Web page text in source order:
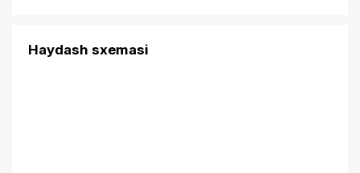
Haydash sxemasi